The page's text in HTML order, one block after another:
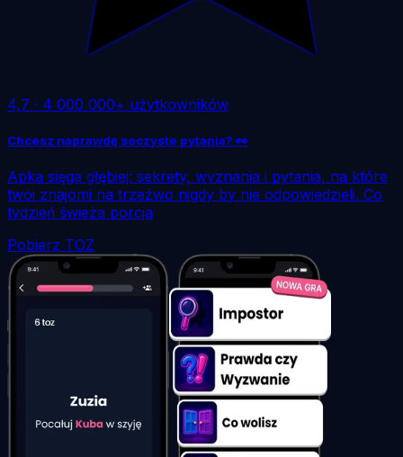
4,7 · 4 000 000+ użytkowników
Chcesz naprawdę soczyste pytania? 👀
Apka sięga głębiej: sekrety, wyznania i pytania, na które
twoi znajomi na trzeźwo nigdy by nie odpowiedzieli. Co
tydzień świeża porcja
Pobierz TOZ